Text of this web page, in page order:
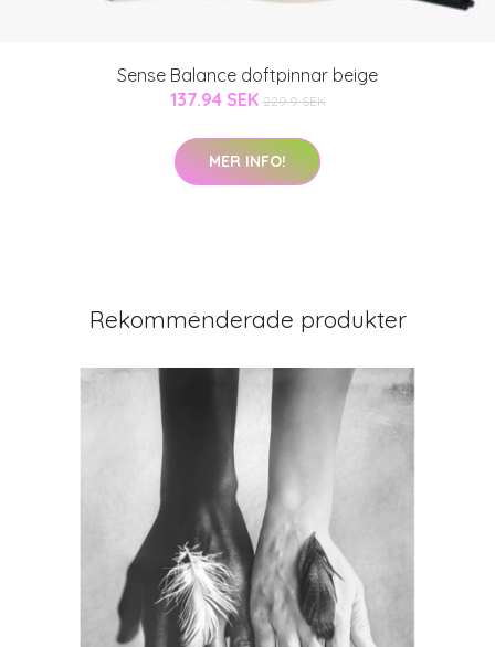
Sense Balance doftpinnar beige
137.94 SEK 229.9 SEK
MER INFO!
Rekommenderade produkter